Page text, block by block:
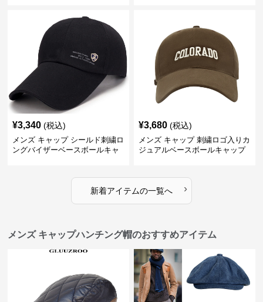
¥3,340 (税込)
メンズ キャップ シールド刺繍ロ
ングバイザーベースボールキャ
¥3,680 (税込)
メンズ キャップ 刺繍ロゴ入りカ
ジュアルベースボールキャップ
新着アイテムの一覧へ ›
メンズ キャップハンチング帽のおすすめアイテム